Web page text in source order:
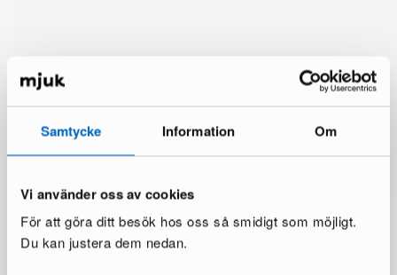
Samtycke Information Om
Vi använder oss av cookies
För att göra ditt besök hos oss så smidigt som möjligt.
Du kan justera dem nedan.